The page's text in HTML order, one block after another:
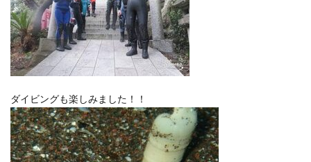
ダイビングも楽しみました！！